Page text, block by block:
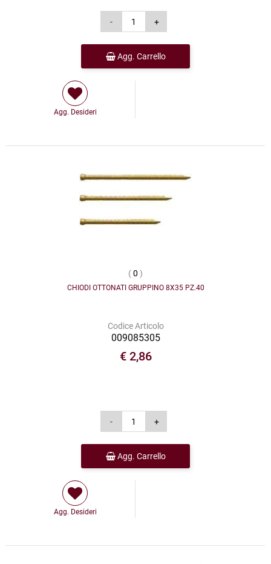
Agg. Carrello
Agg. Desideri
(0 )
CHIODI OTTONATI GRUPPINO 8X35 PZ.40
Codice Articolo
009085305
€ 2,86
Agg. Carrello
Agg. Desideri